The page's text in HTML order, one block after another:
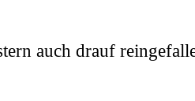
auch drauf